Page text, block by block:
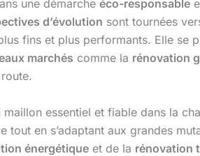
une démarche éco-responsable
d’évolution sont tournées
fins et plus performants. Elle se
marchés comme la rénovation
maillon essentiel et fiable dans la
tout en s’adaptant aux grandes
énergétique et de la rénovation